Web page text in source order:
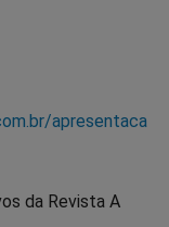
apresentaca
da Revista A